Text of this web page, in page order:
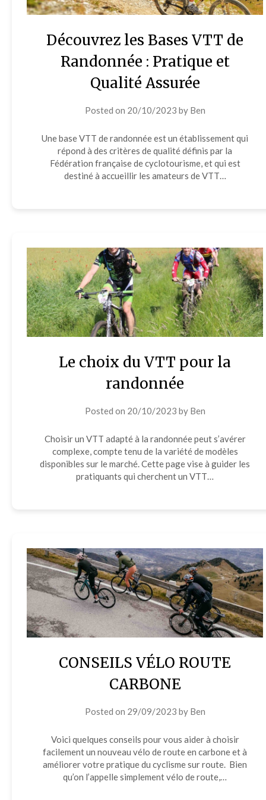
Découvrez les Bases VTT de
Randonnée : Pratique et
Qualité Assurée
Posted on 20/10/2023 by Ben
Une base VTT de randonnée est un établissement qui
répond à des critères de qualité définis par la
Fédération française de cyclotourisme, et qui est
destiné à accueillir les amateurs de VTT…
Le choix du VTT pour la
randonnée
Posted on 20/10/2023 by Ben
Choisir un VTT adapté à la randonnée peut s’avérer
complexe, compte tenu de la variété de modèles
disponibles sur le marché. Cette page vise à guider les
pratiquants qui cherchent un VTT…
CONSEILS VÉLO ROUTE
CARBONE
Posted on 29/09/2023 by Ben
Voici quelques conseils pour vous aider à choisir
facilement un nouveau vélo de route en carbone et à
améliorer votre pratique du cyclisme sur route. Bien
qu’on l’appelle simplement vélo de route,…